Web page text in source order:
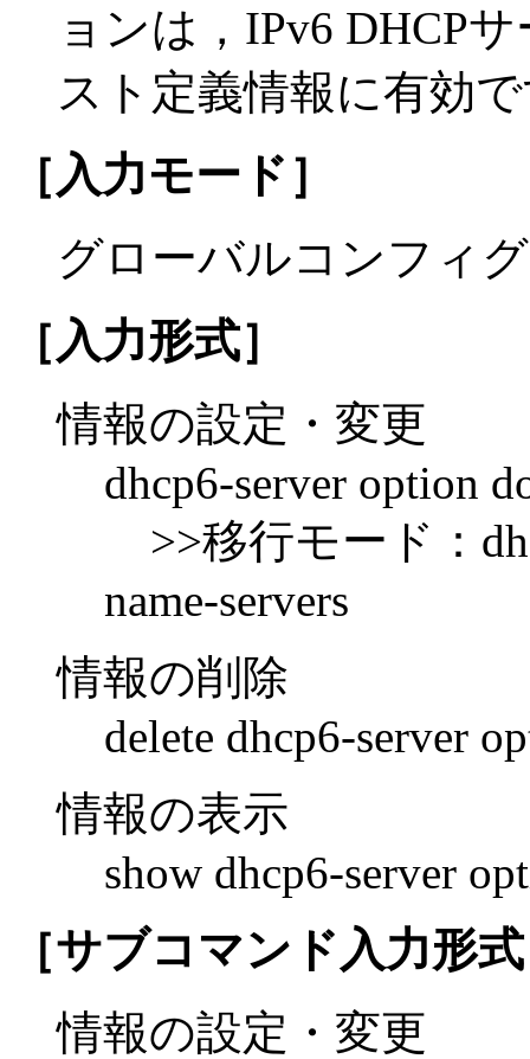
ョンは，IPv6 DHCP
スト定義情報に有効
［入力モード］
グローバルコンフィ
［入力形式］
情報の設定・変更
dhcp6-server option
>>移行モード：
name-servers
情報の削除
delete dhcp6-server
情報の表示
show dhcp6-server
［サブコマンド入力形
情報の設定・変更